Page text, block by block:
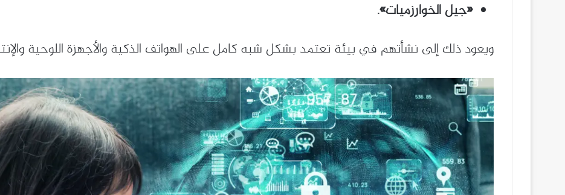
«جيل الخوارزميات».
ويعود ذلك إلى نشأتهم في بيئة تعتمد بشكل شبه كامل على الهواتف الذكية والأجهزة اللوحية